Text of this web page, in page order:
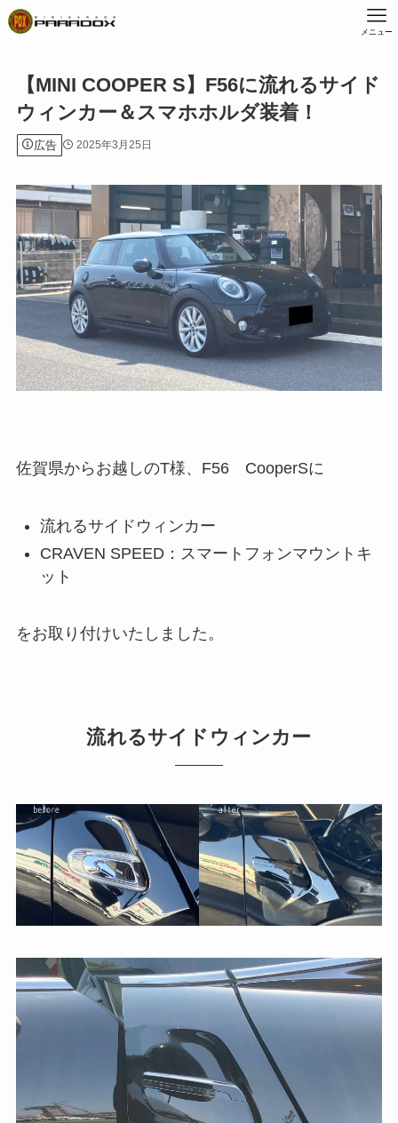
メニュー
【MINI COOPER S】F56に流れるサイド
ウィンカー＆スマホホルダ装着！
広告 2025年3月25日
佐賀県からお越しのT様、F56 CooperSに
流れるサイドウィンカー
CRAVEN SPEED：スマートフォンマウントキ
ット
をお取り付けいたしました。
流れるサイドウィンカー